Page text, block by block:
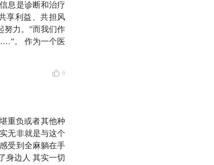
听友，送出这本
，我不放手》
息是诊断和治疗
享利益、共担风
努力。”而我们作
。 作为一个医
6
重负或者其他种
无非就是与这个
受到全麻躺在手
身边人 其实一切